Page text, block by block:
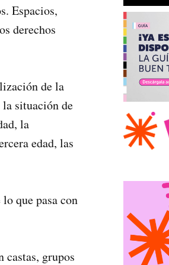
Espacios,
derechos
de la
la situación de
la
edad, las
que pasa con
grupos